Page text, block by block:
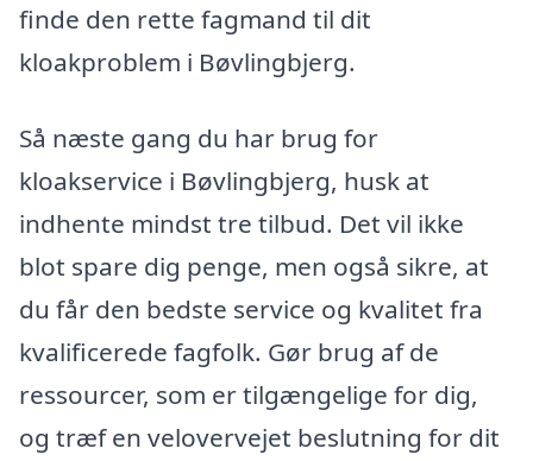
finde den rette fagmand til dit
kloakproblem i Bøvlingbjerg.
Så næste gang du har brug for
kloakservice i Bøvlingbjerg, husk at
indhente mindst tre tilbud. Det vil ikke
blot spare dig penge, men også sikre, at
du får den bedste service og kvalitet fra
kvalificerede fagfolk. Gør brug af de
ressourcer, som er tilgængelige for dig,
og træf en velovervejet beslutning for dit